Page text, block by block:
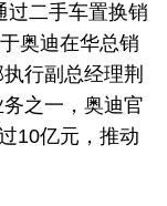
过二手车置换销
奥迪在华总销
行副总经理荆
之一，奥迪官
10亿元，推动